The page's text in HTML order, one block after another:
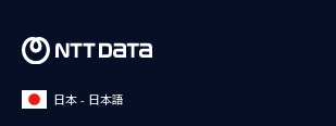
日本 - 日本語